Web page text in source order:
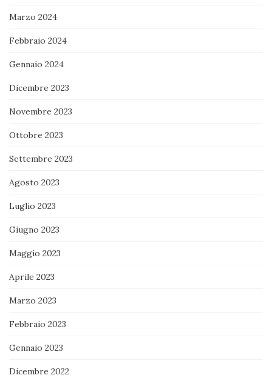
Marzo 2024
Febbraio 2024
Gennaio 2024
Dicembre 2023
Novembre 2023
Ottobre 2023
Settembre 2023
Agosto 2023
Luglio 2023
Giugno 2023
Maggio 2023
Aprile 2023
Marzo 2023
Febbraio 2023
Gennaio 2023
Dicembre 2022